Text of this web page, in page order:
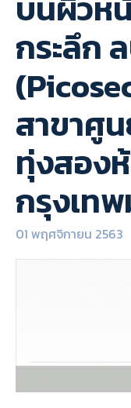
กระลึก
สาขาศู
ทุ่งสอง
กรุงเท
01 พฤศจิกายน 2563